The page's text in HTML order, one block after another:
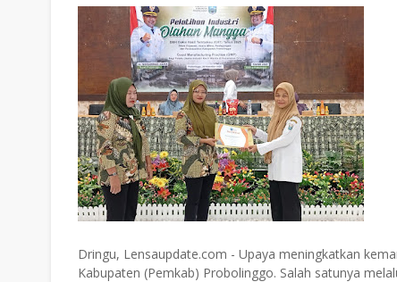
Dringu, Lensaupdate.com - Upaya meningkatkan
Kabupaten (Pemkab) Probolinggo. Salah satunya